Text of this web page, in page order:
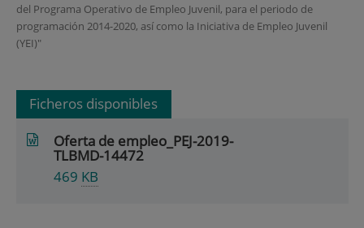
del Programa Operativo de Empleo Juvenil, para el periodo de
programación 2014-2020, así como la Iniciativa de Empleo Juvenil
(YEI)"
Ficheros disponibles
Oferta de empleo_PEJ-2019-
TLBMD-14472
469 KB